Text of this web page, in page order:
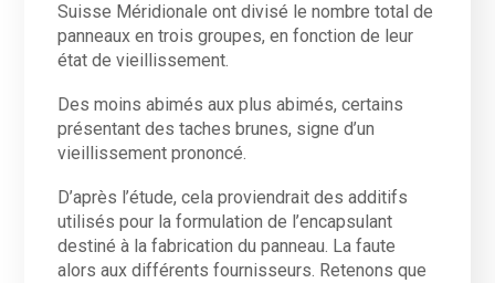
Suisse Méridionale ont divisé le nombre total de
panneaux en trois groupes, en fonction de leur
état de vieillissement.
Des moins abimés aux plus abimés, certains
présentant des taches brunes, signe d’un
vieillissement prononcé.
D’après l’étude, cela proviendrait des additifs
utilisés pour la formulation de l’encapsulant
destiné à la fabrication du panneau. La faute
alors aux différents fournisseurs. Retenons que